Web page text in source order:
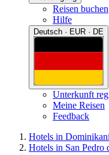
Reisen buchen
Hilfe
Deutsch · EUR · DE
Unterkunft
Meine Reisen
Feedback
Hotels in
Hotels in San Pedro